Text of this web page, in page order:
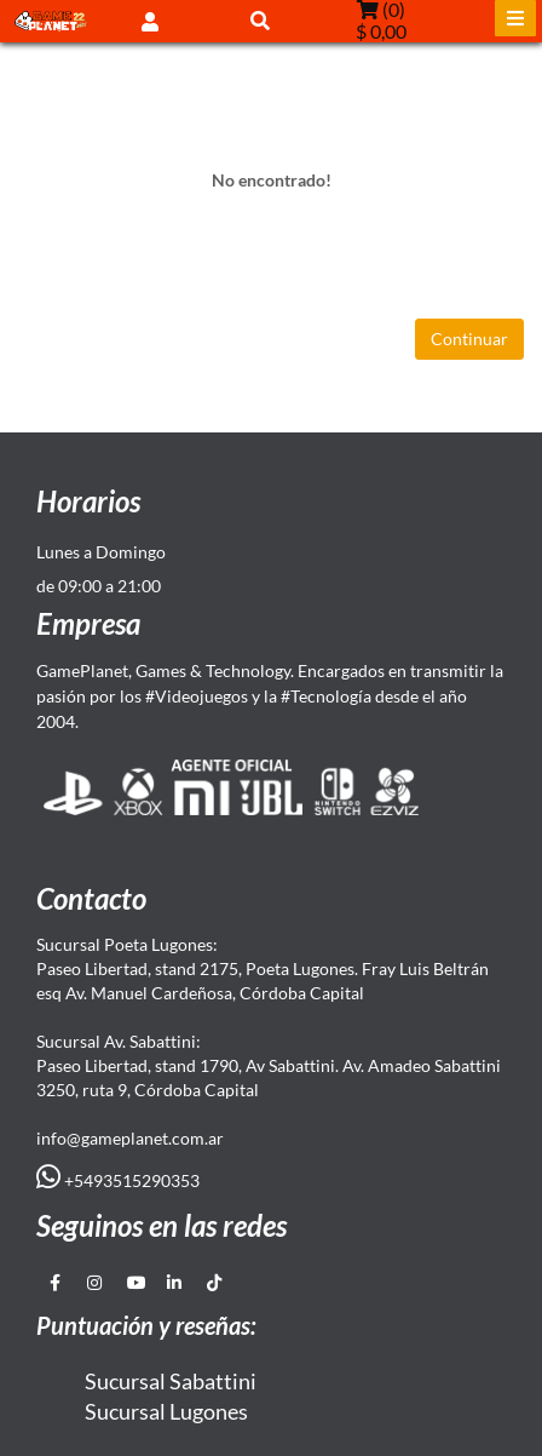
(0)
$ 0,00
No encontrado!
Continuar
Horarios
Lunes a Domingo
de 09:00 a 21:00
Empresa
GamePlanet, Games & Technology. Encargados en transmitir la
pasión por los #Videojuegos y la #Tecnología desde el año
2004.
Contacto
Sucursal Poeta Lugones:
Paseo Libertad, stand 2175, Poeta Lugones. Fray Luis Beltrán
esq Av. Manuel Cardeñosa, Córdoba Capital
Sucursal Av. Sabattini:
Paseo Libertad, stand 1790, Av Sabattini. Av. Amadeo Sabattini
3250, ruta 9, Córdoba Capital
info@gameplanet.com.ar
+5493515290353
Seguinos en las redes
Puntuación y reseñas:
Sucursal Sabattini
Sucursal Lugones